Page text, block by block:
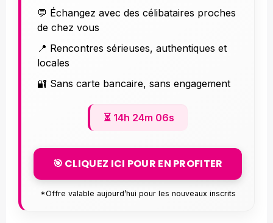
💬 Échangez avec des célibataires proches
de chez vous
📍 Rencontres sérieuses, authentiques et
locales
🔐 Sans carte bancaire, sans engagement
⏳ 14h 24m 04s
🎯 CLIQUEZ ICI POUR EN PROFITER
*Offre valable aujourd’hui pour les nouveaux inscrits